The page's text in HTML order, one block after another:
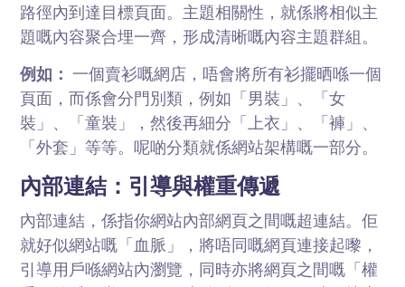
路徑內到達目標頁面。主題相關性，就係將相似主
題嘅內容聚合埋一齊，形成清晰嘅內容主題群組。
例如： 一個賣衫嘅網店，唔會將所有衫擺晒喺一個
頁面，而係會分門別類，例如「男裝」、「女
裝」、「童裝」，然後再細分「上衣」、「褲」、
「外套」等等。呢啲分類就係網站架構嘅一部分。
內部連結：引導與權重傳遞
內部連結，係指你網站內部網頁之間嘅超連結。佢
就好似網站嘅「血脈」，將唔同嘅網頁連接起嚟，
引導用戶喺網站內瀏覽，同時亦將網頁之間嘅「權